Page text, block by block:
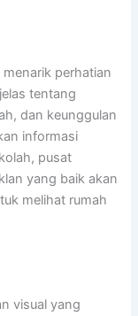
perhatian
tentang
dan keunggulan
informasi
pusat
yang baik akan
melihat rumah
visual yang